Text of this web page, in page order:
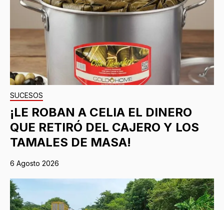
SUCESOS
¡LE ROBAN A CELIA EL DINERO
QUE RETIRÓ DEL CAJERO Y LOS
TAMALES DE MASA!
6 Agosto 2026